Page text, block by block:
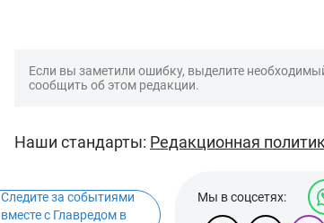
Если вы заметили ошибку, выделите
сообщить об этом редакции.
Наши стандарты: Редакционная
Следите за событиями
вместе с Главредом в
Мы в соцсетях: